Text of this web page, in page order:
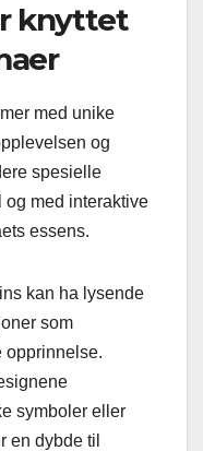
knyttet
med unike
og
spesielle
og med interaktive
essens.
kan ha lysende
som
opprinnelse.
symboler eller
en dybde til